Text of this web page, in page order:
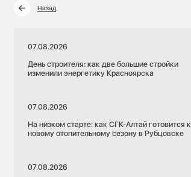
Назад
07.08.2026
День строителя: как две большие стройки
изменили энергетику Красноярска
07.08.2026
На низком старте: как СГК-Алтай готовится к
новому отопительному сезону в Рубцовске
07.08.2026